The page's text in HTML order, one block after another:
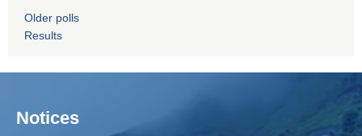
Older polls
Results
Notices